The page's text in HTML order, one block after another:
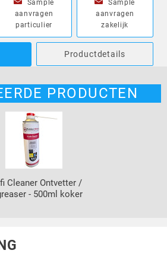
Sample
aanvragen
particulier
Sample
aanvragen
zakelijk
Productdetails
PRODUCTEN
Cleaner Ontvetter /
- 500ml koker